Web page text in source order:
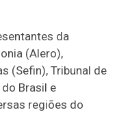
da
(Alero),
(Sefin), Tribunal de
Brasil e
regiões do